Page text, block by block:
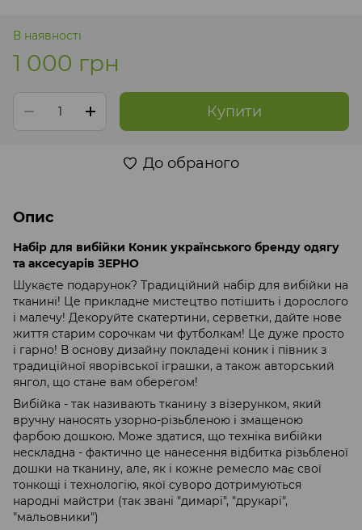
В наявності
1 000 грн
Купити
До обраного
Опис
Набір для вибійки Коник українського бренду одягу
та аксесуарів ЗЕРНО
Шукаєте подарунок? Традиційний набір для вибійки на
тканині! Це прикладне мистецтво потішить і дорослого
і малечу! Декоруйте скатертини, серветки, дайте нове
життя старим сорочкам чи футболкам! Це дуже просто
і гарно! В основу дизайну покладені коник і півник з
традиційної яворівської іграшки, а також авторський
янгол, що стане вам оберегом!
Вибійка - так називають тканину з візерунком, який
вручну наносять узорно-різьбленою і змащеною
фарбою дошкою. Може здатися, що техніка вибійки
нескладна - фактично це нанесення відбитка різьбленої
дошки на тканину, але, як і кожне ремесло має свої
тонкощі і технологію, якої суворо дотримуються
народні майстри (так звані "димарі", "друкарі",
"мальовники")